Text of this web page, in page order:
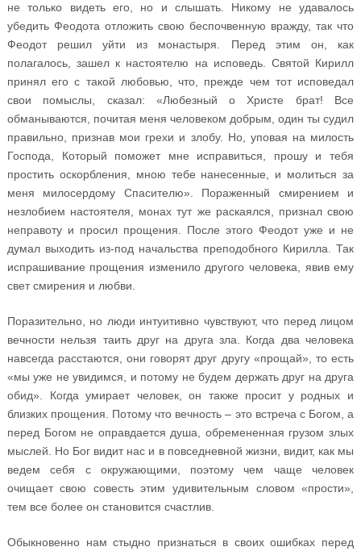
не только видеть его, но и слышать. Никому не удавалось
убедить Феодота отложить свою беспочвенную вражду, так что
Феодот решил уйти из монастыря. Перед этим он, как
полагалось, зашел к настоятелю на исповедь. Святой Кирилл
принял его с такой любовью, что, прежде чем тот исповедал
свои помыслы, сказал: «Любезный о Христе брат! Все
обманываются, почитая меня человеком добрым, один ты судил
правильно, признав мои грехи и злобу. Но, уповая на милость
Господа, Который поможет мне исправиться, прошу и тебя
простить оскорбления, мною тебе нанесенные, и молиться за
меня милосердому Спасителю». Пораженный смирением и
незлобием настоятеля, монах тут же раскаялся, признал свою
неправоту и просил прощения. После этого Феодот уже и не
думал выходить из-под начальства преподобного Кирилла. Так
испрашивание прощения изменило другого человека, явив ему
свет смирения и любви.
Поразительно, но люди интуитивно чувствуют, что перед лицом
вечности нельзя таить друг на друга зла. Когда два человека
навсегда расстаются, они говорят друг другу «прощай», то есть
«мы уже не увидимся, и потому не будем держать друг на друга
обид». Когда умирает человек, он также просит у родных и
близких прощения. Потому что вечность – это встреча с Богом, а
перед Богом не оправдается душа, обремененная грузом злых
мыслей. Но Бог видит нас и в повседневной жизни, видит, как мы
ведем себя с окружающими, поэтому чем чаще человек
очищает свою совесть этим удивительным словом «прости»,
тем все более он становится счастлив.
Обыкновенно нам стыдно признаться в своих ошибках перед